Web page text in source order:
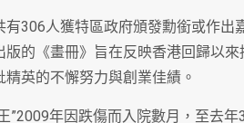
有306人獲特區政府頒發勳銜或作
版的《畫冊》旨在反映香港回歸以
精英的不懈努力與創業佳績。
”2009年因跌傷而入院數月，至去